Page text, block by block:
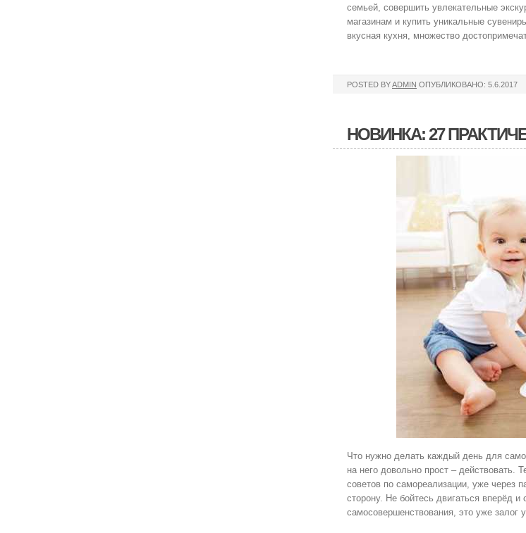
семьей, совершить увлекательные
магазинам и купить уникальные
вкусная кухня, множество
POSTED BYADMIN ОПУБЛИКОВАНО: 5.6.2017
НОВИНКА: 27
Что нужно делать каждый день для
на него довольно прост – действовать.
советов по самореализации, уже через
сторону. Не бойтесь двигаться вперёд
самосовершенствования, это уже залог